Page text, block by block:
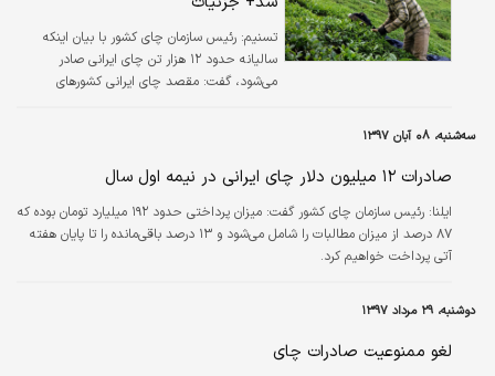
تسنیم: رئیس سازمان چای کشور با بیان اینکه
سالیانه حدود ۱۲ هزار تن چای ایرانی صادر
می‌شود، گفت: مقصد چای ایرانی کشورهای
سه‌شنبه، ۰۸ آبان ۱۳۹۷
صادرات ۱۲ میلیون دلار چای ایرانی در نیمه اول سال
ایلنا:
رئیس سازمان چای کشور گفت: میزان پرداختی حدود ۱۹۲ میلیارد تومان بوده که
۸۷ درصد از میزان مطالبات را شامل می‌شود و ۱۳ درصد باقی‌مانده را تا پایان هفته
آتی پرداخت خواهیم کرد.
دوشنبه، ۲۹ مرداد ۱۳۹۷
لغو ممنوعیت صادرات چای